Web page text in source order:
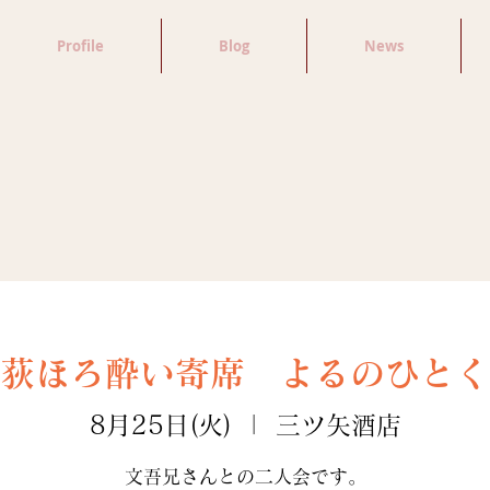
Profile Blog News
ほろ酔い寄席 よるのひと
8月25日(火) 三ツ矢酒店
文吾兄さんとの二人会です。